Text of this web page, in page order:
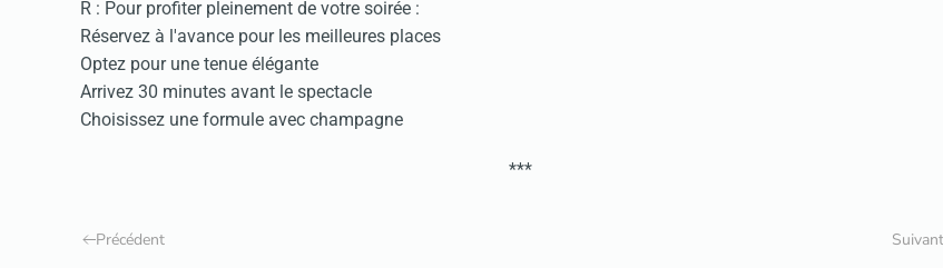
R : Pour profiter pleinement de votre soirée :
Réservez à l'avance pour les meilleures places
Optez pour une tenue élégante
Arrivez 30 minutes avant le spectacle
Choisissez une formule avec champagne
***
Précédent Suivant